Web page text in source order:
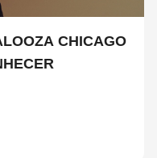
CHICAGO